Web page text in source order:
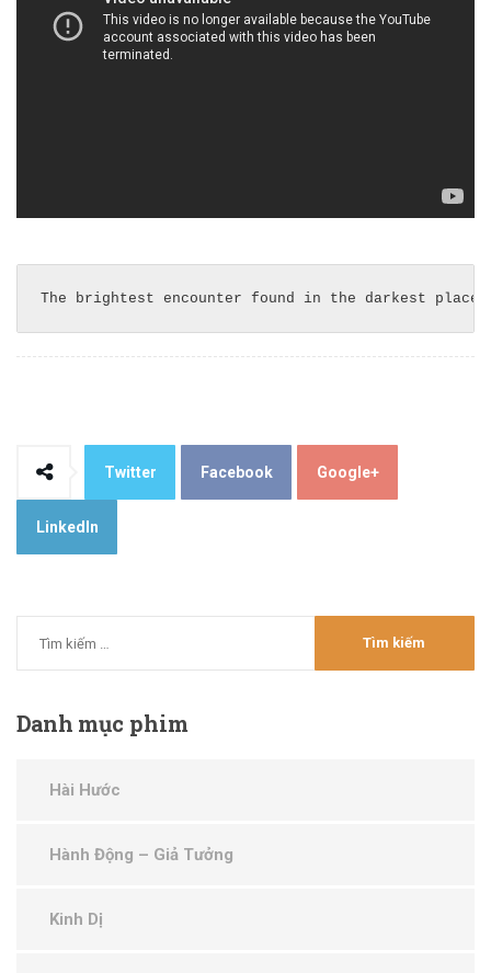
The brightest encounter found in the darkest place.
Twitter Facebook Google+
LinkedIn
Danhmục phim
Hài Hước
Hành Động – Giả Tưởng
Kinh Dị